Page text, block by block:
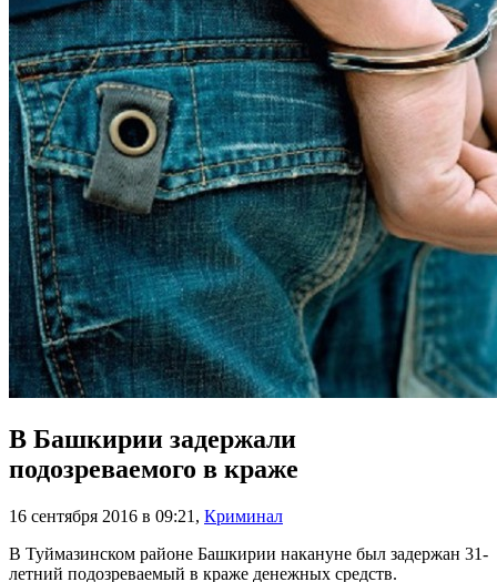
В Башкирии задержали
подозреваемого в краже
16 сентября 2016 в 09:21 , Криминал
В Туймазинском районе Башкирии накануне был задержан 31-
летний подозреваемый в краже денежных средств.